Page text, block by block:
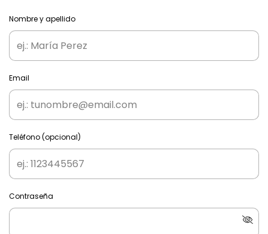
Nombre y apellido
Email
Teléfono (opcional)
Contraseña